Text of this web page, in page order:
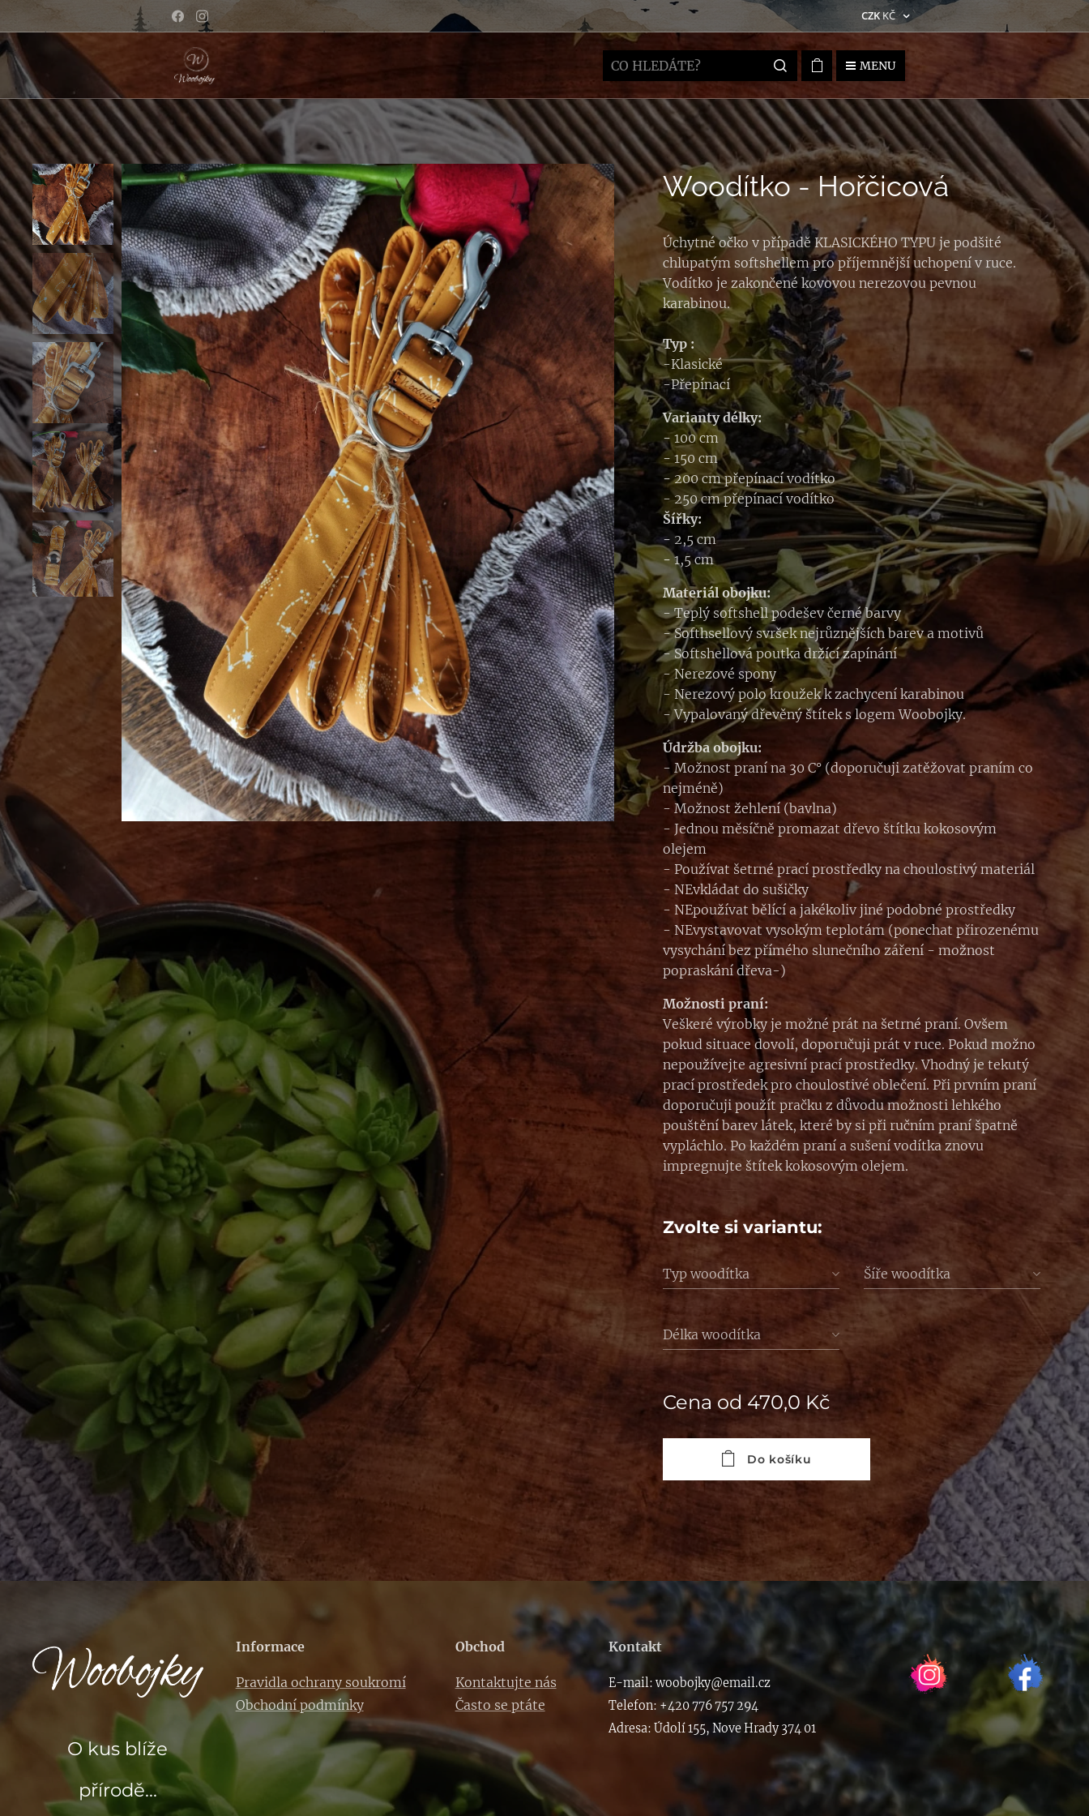
CZKKČ
MENU
Woodítko - Hořčicová
Úchytné očko v případě KLASICKÉHO TYPU je podšité
chlupatým softshellem pro příjemnější uchopení v ruce.
Vodítko je zakončené kovovou nerezovou pevnou
karabinou.
Typ :
-Klasické
-Přepínací
Varianty délky:
-100 cm
- 150 cm
-200 cm přepínací vodítko
- 250 cm přepínací vodítko
Šířky:
- 2,5 cm
- 1,5 cm
Materiál obojku:
- Teplý softshell podešev černé barvy
- Softhsellový svršek nejrůznějších barev a motivů
- Softshellová poutka držící zapínání
- Nerezové spony
- Nerezový polo kroužek k zachycení karabinou
- Vypalovaný dřevěný štítek s logem Woobojky.
Údržba obojku:
- Možnost praní na 30 C° (doporučuji zatěžovat praním co
nejméně)
- Možnost žehlení (bavlna)
- Jednou měsíčně promazat dřevo štítku kokosovým
olejem
- Používat šetrné prací prostředky na choulostivý materiál
- NEvkládat do sušičky
- NEpoužívat bělící a jakékoliv jiné podobné prostředky
- NEvystavovat vysokým teplotám (ponechat přirozenému
vysychání bez přímého slunečního záření - možnost
popraskání dřeva-)
Možnosti praní:
Veškeré výrobky je možné prát na šetrné praní. Ovšem
pokud situace dovolí, doporučuji prát v ruce. Pokud možno
nepoužívejte agresivní prací prostředky. Vhodný je tekutý
prací prostředek pro choulostivé oblečení. Při prvním praní
doporučuji použít pračku z důvodu možnosti lehkého
pouštění barev látek, které by si při ručním praní špatně
vypláchlo. Po každém praní a sušení vodítka znovu
impregnujte štítek kokosovým olejem.
Zvolte si variantu:
Typ woodítka Šíře woodítka
Délka woodítka
Cena od 470,0 Kč
Do košíku
O kus blíže
přírodě...
Informace
Pravidla ochrany soukromí
Obchodní podmínky
Obchod
Kontaktujte nás
Často se ptáte
Kontakt
E-mail: woobojky@email.cz
Telefon: +420 776 757 294
Adresa: Údolí 155, Nove Hrady 374 01